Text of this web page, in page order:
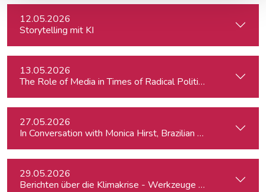
12.05.2026
Storytelling mit KI
13.05.2026
The Role of Media in Times of Radical Political Change:
27.05.2026
In Conversation with Monica Hirst, Brazilian security
29.05.2026
Berichten über die Klimakrise - Werkzeuge für